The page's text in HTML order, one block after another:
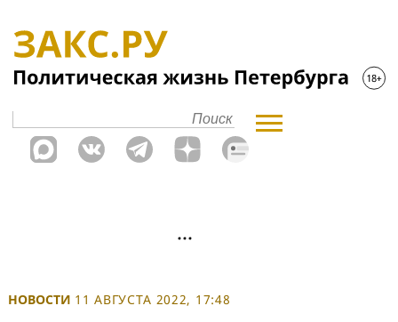
НОВОСТИ 11 АВГУСТА 2022, 17:48